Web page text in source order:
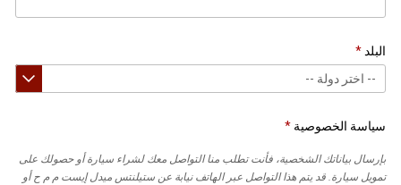
البلد
سياسة الخصوصية
بإرسال بياناتك الشخصية، فأنت تطلب منا التواصل معك لشراء سيارة أو حصولك على
تمويل سيارة. قد يتم هذا التواصل عبر الهاتف نيابة عن ستيلنتس ميدل إيست م م ح أو